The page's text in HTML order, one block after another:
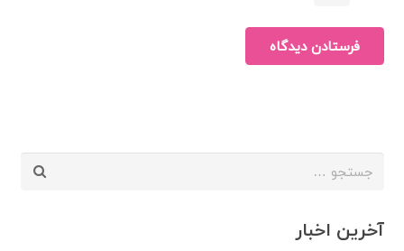
فرستادن دیدگاه
جستجو
آخرین اخبار